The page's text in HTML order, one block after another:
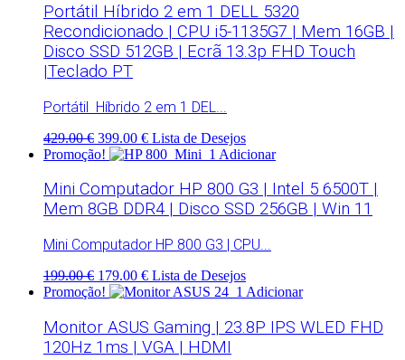
Portátil Híbrido 2 em 1 DELL 5320
Recondicionado | CPU i5-1135G7 | Mem 16GB |
Disco SSD 512GB | Ecrã 13.3p FHD Touch
|Teclado PT
Portátil Híbrido 2 em 1 DEL...
429.00 € 399.00 € Lista de Desejos
Promoção!
Adicionar
Mini Computador HP 800 G3 | Intel 5 6500T |
Mem 8GB DDR4 | Disco SSD 256GB | Win 11
Mini Computador HP 800 G3 | CPU...
199.00 € 179.00 € Lista de Desejos
Promoção!
Adicionar
Monitor ASUS Gaming | 23.8P IPS WLED FHD
120Hz 1ms | VGA | HDMI